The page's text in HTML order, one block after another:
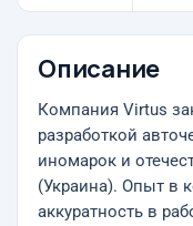
Описание
Компания Virtus
разработкой
иномарок и
(Украина). Опыт в
аккуратность в